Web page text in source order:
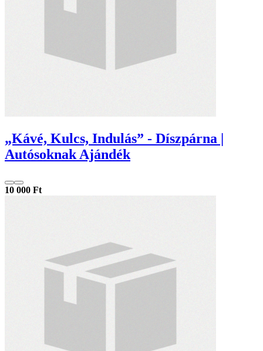
„Kávé, Kulcs, Indulás” - Díszpárna |
Autósoknak Ajándék
10 000 Ft